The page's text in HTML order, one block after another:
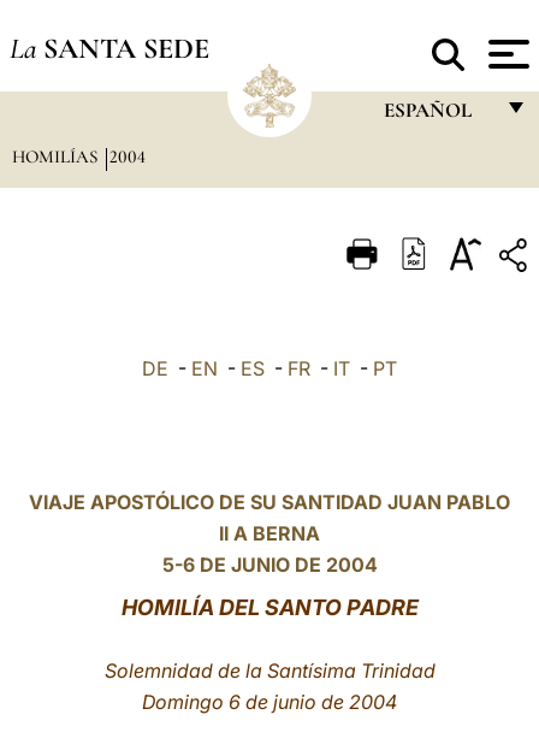
La SANTA SEDE
ESPAÑOL
ITALIANO
HOMILÍAS 2004
DE - EN - ES - FR - IT - PT
VIAJE APOSTÓLICO DE SU SANTIDAD JUAN PABLO
II A BERNA
5-6 DE JUNIO DE 2004
HOMILÍA DEL SANTO PADRE
Solemnidad de la Santísima Trinidad
Domingo 6 de junio de 2004